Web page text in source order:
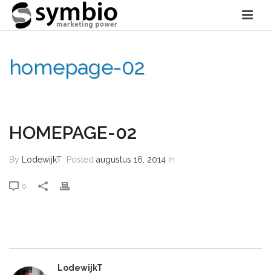
homepage-02
HOMEPAGE-02
By LodewijkT Posted augustus 16, 2014 In
0
LodewijkT